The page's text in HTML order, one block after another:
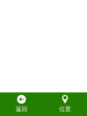
返回 位置